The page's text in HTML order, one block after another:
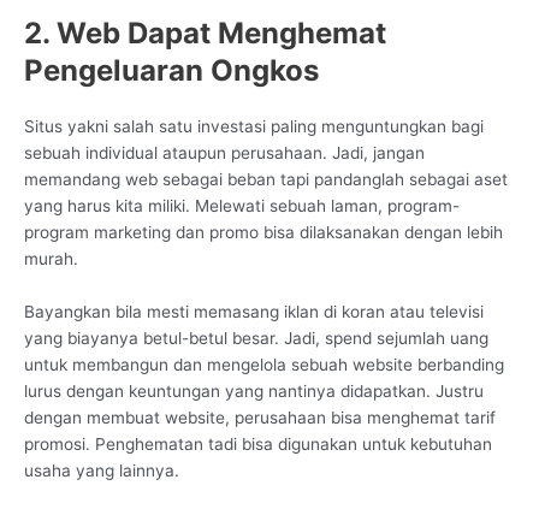
2. Web Dapat Menghemat
Pengeluaran Ongkos
Situs yakni salah satu investasi paling menguntungkan bagi
sebuah individual ataupun perusahaan. Jadi, jangan
memandang web sebagai beban tapi pandanglah sebagai aset
yang harus kita miliki. Melewati sebuah laman, program-
program marketing dan promo bisa dilaksanakan dengan lebih
murah.
Bayangkan bila mesti memasang iklan di koran atau televisi
yang biayanya betul-betul besar. Jadi, spend sejumlah uang
untuk membangun dan mengelola sebuah website berbanding
lurus dengan keuntungan yang nantinya didapatkan. Justru
dengan membuat website, perusahaan bisa menghemat tarif
promosi. Penghematan tadi bisa digunakan untuk kebutuhan
usaha yang lainnya.